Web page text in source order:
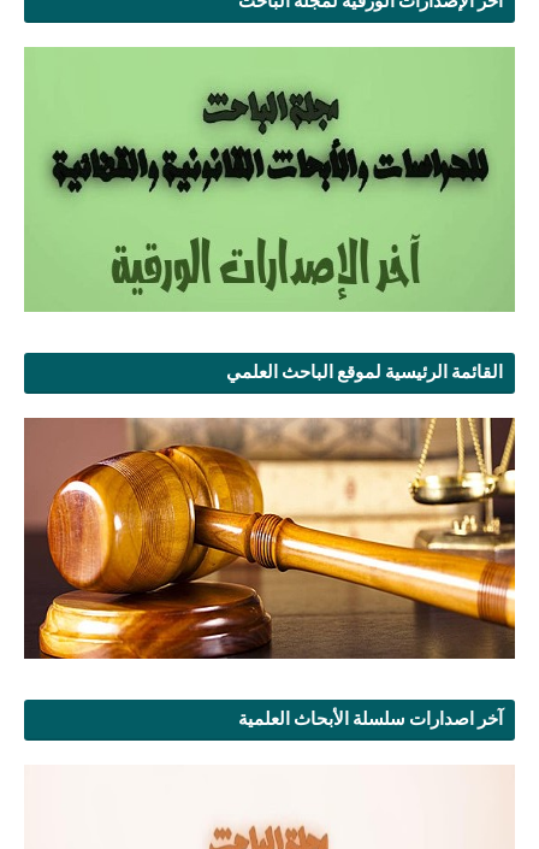
القائمة الرئيسية لموقع الباحث العلمي
آخر اصدارات سلسلة الأبحاث العلمية